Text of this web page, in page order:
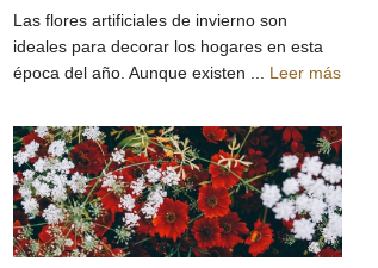
Las flores artificiales de invierno son
ideales para decorar los hogares en esta
época del año. Aunque existen ... Leer más